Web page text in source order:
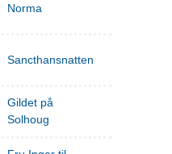
Norma
Sancthansnatten
Gildet på
Solhoug